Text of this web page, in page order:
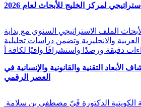
لمركز الخليج للأبحاث لعام 2026
الملف الاستراتيجي السنوي مع بداية
العربية والانجليزية وتضمن دراسات تحليلية
دقيقة ورصدًا واستشرافًا وافيًا لكافة أ
الأبعاد التقنية والقانونية والإنسانية في
العصر الرقمي